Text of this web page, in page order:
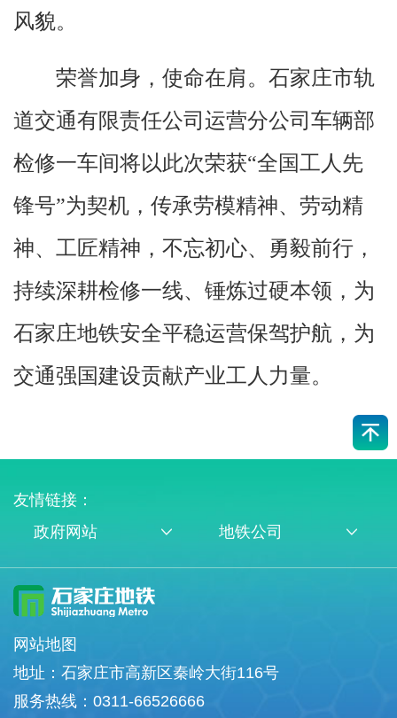
风貌。
荣誉加身，使命在肩。石家庄市轨
道交通有限责任公司运营分公司车辆部
检修一车间将以此次荣获“全国工人先
锋号”为契机，传承劳模精神、劳动精
神、工匠精神，不忘初心、勇毅前行，
持续深耕检修一线、锤炼过硬本领，为
石家庄地铁安全平稳运营保驾护航，为
交通强国建设贡献产业工人力量。
友情链接：
政府网站
地铁公司
网站地图
地址：石家庄市高新区秦岭大街116号
服务热线：0311-66526666